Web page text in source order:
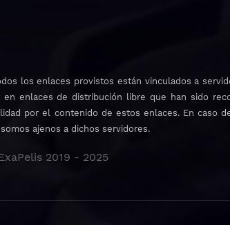
los enlaces provistos están vinculados a
enlaces de distribución libre que han sido
por el contenido de estos enlaces. En caso
ajenos a dichos servidores.
2019 - 2025